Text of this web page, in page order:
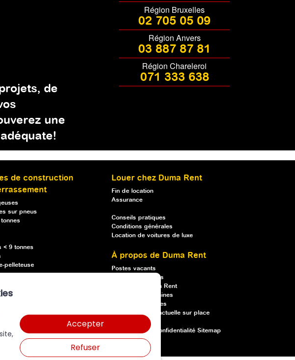
de
une
Région Bruxelles
02 705 05 09
Région Anvers
03 887 87 81
Région Chareleroi
071 333 638
de construction
sur pneus
< 9 tonnes
pelleteuse
Louer chez Duma Rent
Fin de location
Assurance
Conseils pratiques
Conditions générales
Location de voitures de luxe
À propos de Duma Rent
Postes vacants
Qui sommes-nous
Louer chez Duma Rent
Formations machines
Vente de machines
Une livraison ponctuelle sur place
Declaration de confidentialité Sitemap
Accepter
Refuser